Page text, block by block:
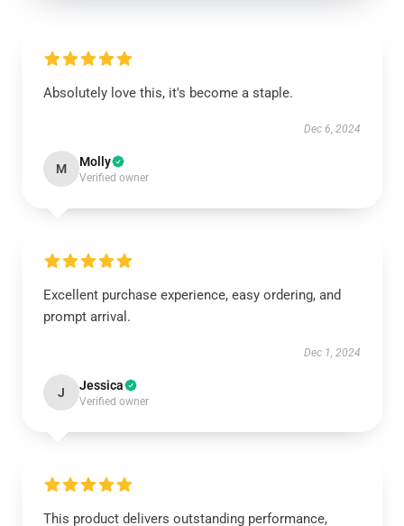
Absolutely love this, it's become a staple.
Dec 6, 2024
M Molly
Verified owner
Excellent purchase experience, easy ordering, and
prompt arrival.
Dec 1, 2024
J Jessica
Verified owner
This product delivers outstanding performance,